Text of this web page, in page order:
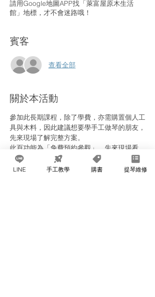
請用Google地圖APP找「萊富屋原木生活
館」地標，才不會迷路哦！
賓客
查看全部
關於本活動
參加此長期課程，除了學費，亦需購置個人工
具與木料，因此建議想要學手工做琴的朋友，
先來現場了解完整方案。
此頁功能為「免費預約參觀」，先來現場看
看、聊聊。也可以帶自己家的琴來給老師建
檢。
LINE 手工教學 購書 提琴維修